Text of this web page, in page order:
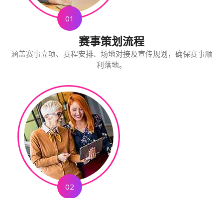
01
赛事策划流程
涵盖赛事立项、赛程安排、场地对接及宣传规划，确保赛事顺
利落地。
02